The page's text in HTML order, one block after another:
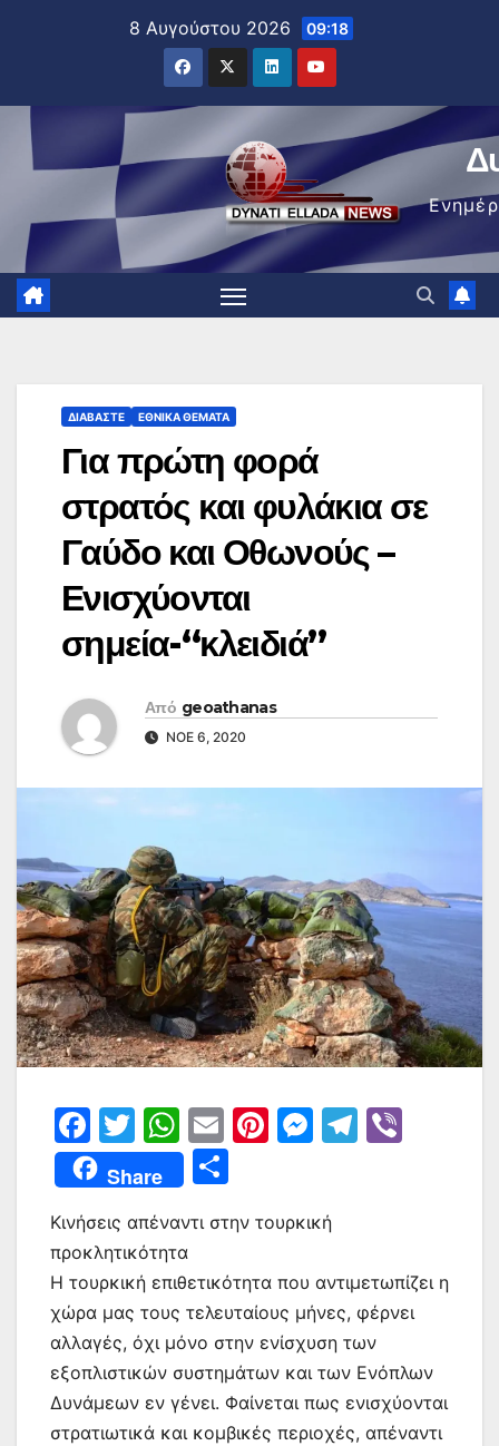
8 Αυγούστου 2026 09:18
ΔΙΑΒΆΣΤΕ ΕΘΝΙΚΆ ΘΈΜΑΤΑ
Για πρώτη φορά
στρατός και φυλάκια σε
Γαύδο και Οθωνούς –
Ενισχύονται
σημεία-“κλειδιά”
Από geoathanas
ΝΟΈ 6, 2020
F
a
c
e
b
o
o
k
T
w
itt
er
W
h
at
s
A
p
p
E
m
ai
l
Pi
e
st
M
s
e
n
g
er
T
a
m
Share
ρ
α
σ
τε
ίτ
ε
Κινήσεις απέναντι στην τουρκική
προκλητικότητα
Η τουρκική επιθετικότητα που αντιμετωπίζει η
χώρα μας τους τελευταίους μήνες, φέρνει
αλλαγές, όχι μόνο στην ενίσχυση των
εξοπλιστικών συστημάτων και των Ενόπλων
Δυνάμεων εν γένει. Φαίνεται πως ενισχύονται
στρατιωτικά και κομβικές περιοχές, απέναντι